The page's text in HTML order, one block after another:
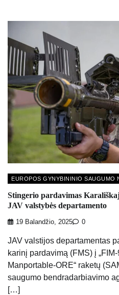
EUROPOS GYNYBININIO SAUGUMO
Stingerio pardavimas
JAV valstybės departamento
19 Balandžio, 2025 0
JAV valstijos departamentas
karinį pardavimą (FMS) į
Manportable-ORE“ raketų
saugumo bendradarbiavimo
[…]